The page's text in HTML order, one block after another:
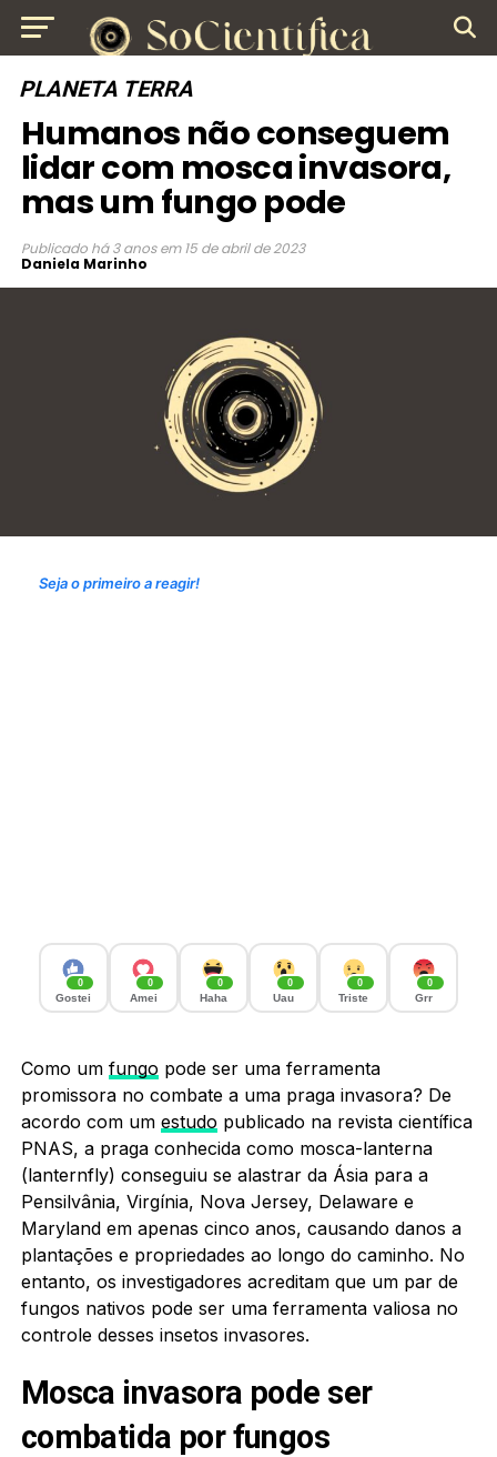
PLANETA TERRA
Humanos não conseguem
lidar com mosca invasora,
mas um fungo pode
Publicado há 3 anos em 15 de abril de 2023
Daniela Marinho
Seja o primeiro a reagir!
0
Gostei
0
Amei
0
Haha
0
Uau
0
Triste
0
Grr
Como um fungo pode ser uma ferramenta
promissora no combate a uma praga invasora? De
acordo com um estudo publicado na revista científica
PNAS, a praga conhecida como mosca-lanterna
(lanternfly) conseguiu se alastrar da Ásia para a
Pensilvânia, Virgínia, Nova Jersey, Delaware e
Maryland em apenas cinco anos, causando danos a
plantações e propriedades ao longo do caminho. No
entanto, os investigadores acreditam que um par de
fungos nativos pode ser uma ferramenta valiosa no
controle desses insetos invasores.
Mosca invasora pode ser
combatida por fungos